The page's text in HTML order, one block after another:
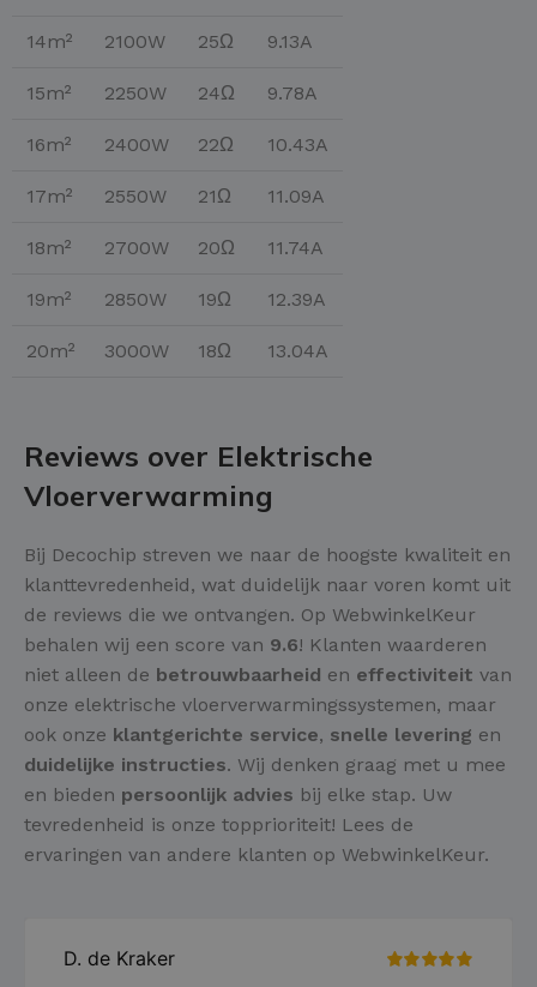
14m² 2100W 25Ω 9.13A
15m² 2250W 24Ω 9.78A
16m² 2400W 22Ω 10.43A
17m² 2550W 21Ω 11.09A
18m² 2700W 20Ω 11.74A
19m² 2850W 19Ω 12.39A
20m² 3000W 18Ω 13.04A
Reviews over Elektrische
Vloerverwarming
Bij Decochip streven we naar de hoogste kwaliteit en
klanttevredenheid, wat duidelijk naar voren komt uit
de reviews die we ontvangen. Op WebwinkelKeur
behalen wij een score van 9.6! Klanten waarderen
niet alleen de betrouwbaarheid en effectiviteit van
onze elektrische vloerverwarmingssystemen, maar
ook onze klantgerichte service, snelle levering en
duidelijke instructies. Wij denken graag met u mee
en bieden persoonlijk advies bij elke stap. Uw
tevredenheid is onze topprioriteit! Lees de
ervaringen van andere klanten op WebwinkelKeur.